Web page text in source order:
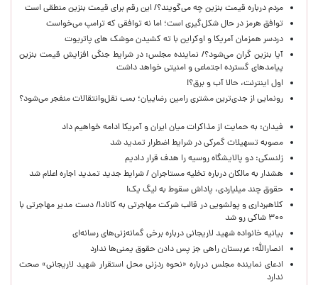
مردم درباره قیمت بنزین چه می‌گویند؟/ این رقم برای قیمت بنزین منطقی است
توافق هرمز در حال شکل‌گیری است؛ اما نه توافقی که ترامپ می‌خواست
دردسر همزمان آمریکا و اوکراین با ته کشیدن موشک های پاتریوت
آیا بنزین گران می‌شود؟/ نماینده مجلس: در شرایط جنگی افزایش قیمت بنزین
پیامدهای گسترده اجتماعی و امنیتی خواهد داشت
اول اینترنت، حالا آب و برق؟!
رونمایی از جدی‌ترین مشتری رامین رضاییان؛ بمب نقل‌وانتقالات منفجر می‌شود؟
فیدان: به حمایت از مذاکرات میان ایران و آمریکا ادامه خواهیم داد
مصوبه تسهیلات گمرکی در شرایط اضطرار تمدید شد
زلنسکی: دو پالایشگاه روسیه را هدف قرار دادیم
هشدار به مالکان درباره تخلیه مستاجران / شرایط جدید تمدید اجاره اعلام شد
حقوق چند میلیاردی، پاداش سقوط به لیگ یک!
کلاهبرداری و پولشویی در قالب شرکت مهاجرتی به کانادا/ دست مدیر مهاجرتی با
۳۰۰ شاکی رو شد
بیانیه خانواده شهید لاریجانی درباره برخی گمانه‌زنی‌های رسانه‌ای
انصارالله: عربستان راهی جز پس دادن حقوق یمنی‌ها ندارد
ادعای نماینده مجلس درباره «نحوه ردزنی محل استقرار شهید لاریجانی» صحت
ندارد